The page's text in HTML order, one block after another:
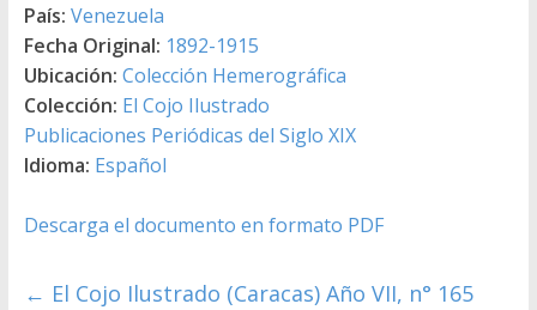
País: Venezuela
Fecha Original: 1892-1915
Ubicación: Colección Hemerográfica
Colección: El Cojo Ilustrado
Publicaciones Periódicas del Siglo XIX
Idioma: Español
Descarga el documento en formato PDF
← El Cojo Ilustrado (Caracas) Año VII, n° 165